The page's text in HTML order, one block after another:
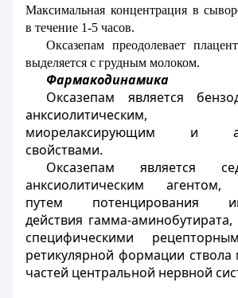
Максимальная концентрация в
в течение 1-5 часов.
Оксазепам преодолевает
выделяется с грудным молоком.
Фармакодинамика
Оксазепам является
анксиолитическим,
миорелаксирующим и
свойствами.
Оксазепам является
анксиолитическим агентом,
путем потенцирования
действия гамма-аминобутирата,
специфическими
ретикулярной формации ствола
частей центральной нервной